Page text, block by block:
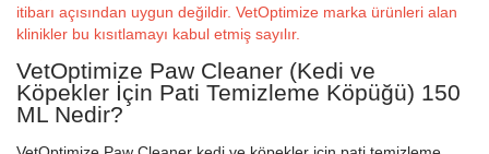
itibarı açısından uygun değildir. VetOptimize marka ürünleri alan
klinikler bu kısıtlamayı kabul etmiş sayılır.
VetOptimize Paw Cleaner (Kedi ve
Köpekler İçin Pati Temizleme Köpüğü) 150
ML Nedir?